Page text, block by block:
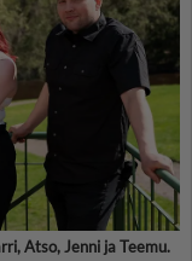
Atso, Jenni ja Teemu.